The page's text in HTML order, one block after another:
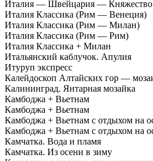
Италия — Швейцария — Княжество
Италия Классика (Рим — Венеция)
Италия Классика (Рим — Милан)
Италия Классика (Рим — Рим)
Италия Классика + Милан
Итальянский каблучок. Апулия
Итуруп экспресс
Калейдоскоп Алтайских гор —
Калининград. Янтарная мозайка
Камбоджа + Вьетнам
Камбоджа + Вьетнам
Камбоджа + Вьетнам с отдыхом на
Камбоджа + Вьетнам с отдыхом на
Камчатка. Вода и пламя
Камчатка. Из осени в зиму